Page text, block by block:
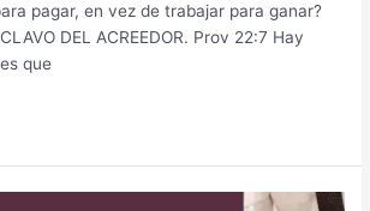
pagar, en vez de trabajar para ganar?
DEL ACREEDOR. Prov 22:7 Hay
que